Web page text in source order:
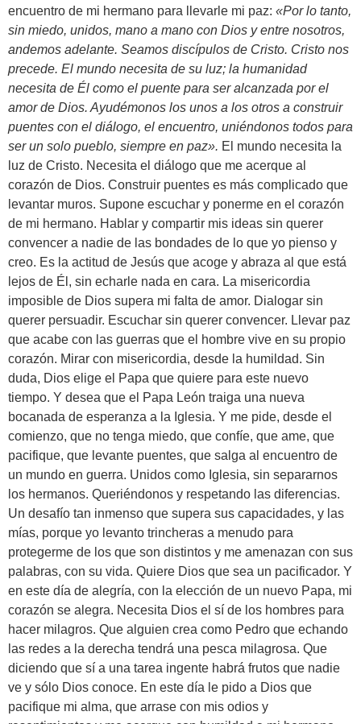
encuentro de mi hermano para llevarle mi paz: «Por lo tanto,
sin miedo, unidos, mano a mano con Dios y entre nosotros,
andemos adelante. Seamos discípulos de Cristo. Cristo nos
precede. El mundo necesita de su luz; la humanidad
necesita de Él como el puente para ser alcanzada por el
amor de Dios. Ayudémonos los unos a los otros a construir
puentes con el diálogo, el encuentro, uniéndonos todos para
ser un solo pueblo, siempre en paz». El mundo necesita la
luz de Cristo. Necesita el diálogo que me acerque al
corazón de Dios. Construir puentes es más complicado que
levantar muros. Supone escuchar y ponerme en el corazón
de mi hermano. Hablar y compartir mis ideas sin querer
convencer a nadie de las bondades de lo que yo pienso y
creo. Es la actitud de Jesús que acoge y abraza al que está
lejos de Él, sin echarle nada en cara. La misericordia
imposible de Dios supera mi falta de amor. Dialogar sin
querer persuadir. Escuchar sin querer convencer. Llevar paz
que acabe con las guerras que el hombre vive en su propio
corazón. Mirar con misericordia, desde la humildad. Sin
duda, Dios elige el Papa que quiere para este nuevo
tiempo. Y desea que el Papa León traiga una nueva
bocanada de esperanza a la Iglesia. Y me pide, desde el
comienzo, que no tenga miedo, que confíe, que ame, que
pacifique, que levante puentes, que salga al encuentro de
un mundo en guerra. Unidos como Iglesia, sin separarnos
los hermanos. Queriéndonos y respetando las diferencias.
Un desafío tan inmenso que supera sus capacidades, y las
mías, porque yo levanto trincheras a menudo para
protegerme de los que son distintos y me amenazan con sus
palabras, con su vida. Quiere Dios que sea un pacificador. Y
en este día de alegría, con la elección de un nuevo Papa, mi
corazón se alegra. Necesita Dios el sí de los hombres para
hacer milagros. Que alguien crea como Pedro que echando
las redes a la derecha tendrá una pesca milagrosa. Que
diciendo que sí a una tarea ingente habrá frutos que nadie
ve y sólo Dios conoce. En este día le pido a Dios que
pacifique mi alma, que arrase con mis odios y